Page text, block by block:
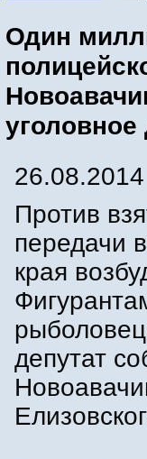
Один
уголовное
Против
передачи
края
депутат